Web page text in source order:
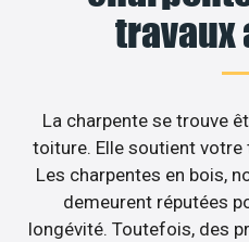
travaux
La charpente se trouve
toiture. Elle soutient
Les charpentes en bois,
demeurent réputées
longévité. Toutefois, des